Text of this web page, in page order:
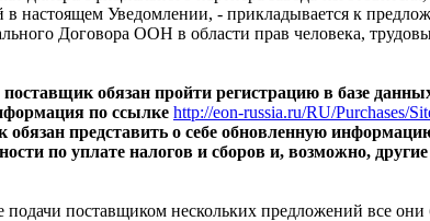
в настоящем Уведомлении, - прикладывается к
Договора ООН в области прав человека,
обязан пройти регистрацию в базе
по ссылке http://eon-russia.ru/RU/Purchases/
представить о себе обновленную
по уплате налогов и сборов и, возможно,
поставщиком нескольких предложений все они